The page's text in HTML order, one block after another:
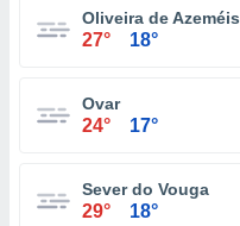
Oliveira de Azeméis
27° 18°
Ovar
24° 17°
Sever do Vouga
29° 18°